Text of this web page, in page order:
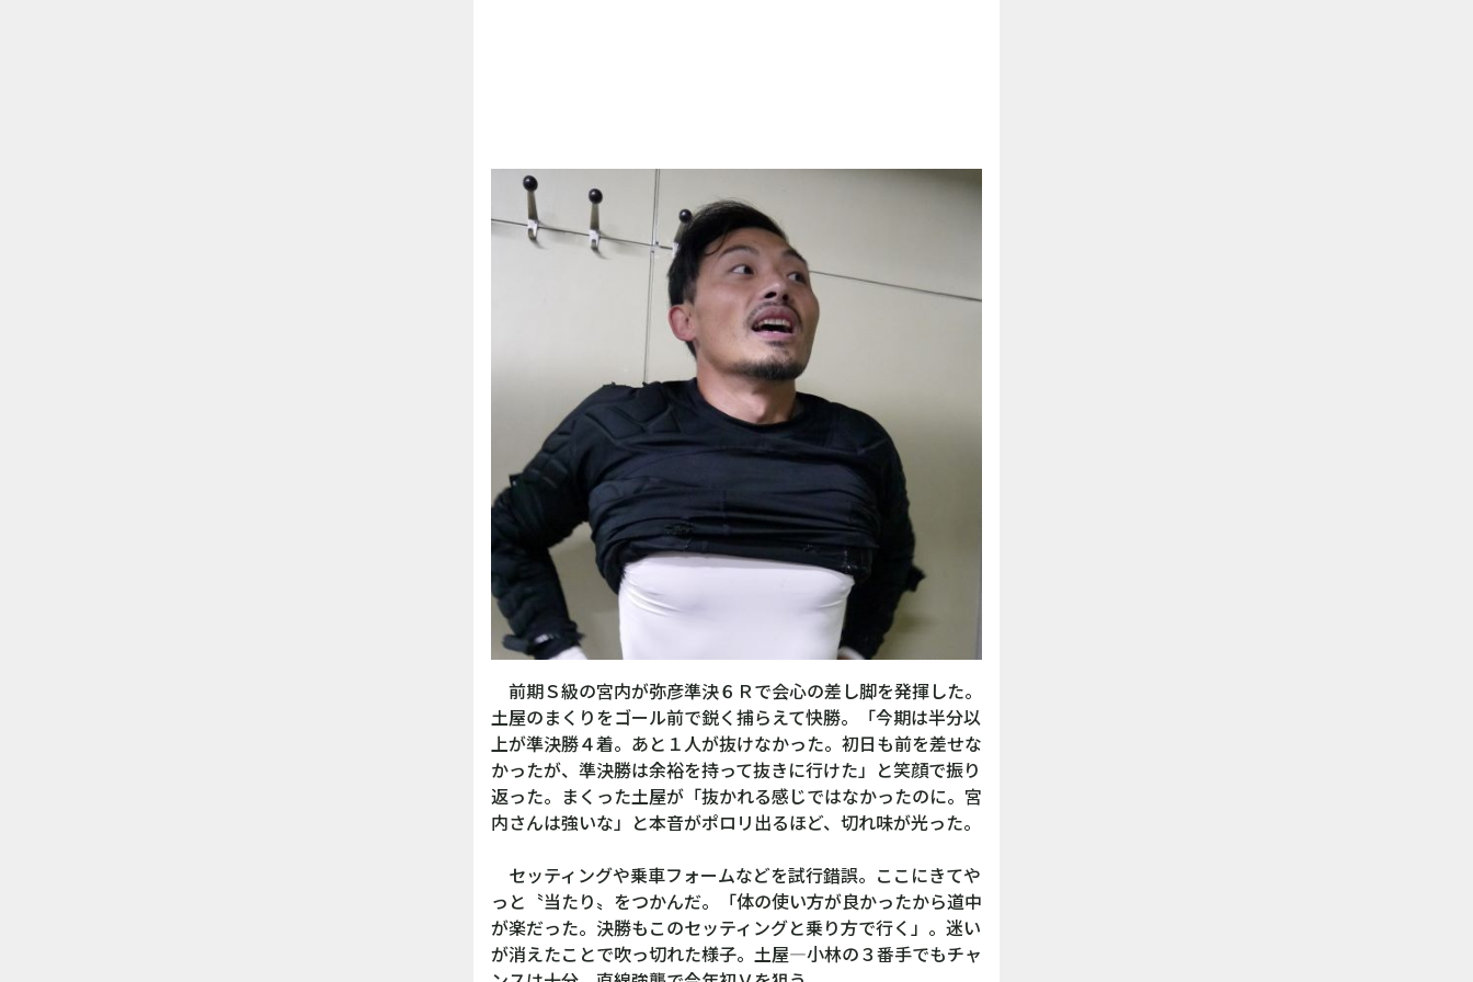
前期Ｓ級の宮内が弥彦準決６Ｒで会心の差し脚を発揮した。
土屋のまくりをゴール前で鋭く捕らえて快勝。「今期は半分以
上が準決勝４着。あと１人が抜けなかった。初日も前を差せな
かったが、準決勝は余裕を持って抜きに行けた」と笑顔で振り
返った。まくった土屋が「抜かれる感じではなかったのに。宮
内さんは強いな」と本音がポロリ出るほど、切れ味が光った。
セッティングや乗車フォームなどを試行錯誤。ここにきてや
っと〝当たり〟をつかんだ。「体の使い方が良かったから道中
が楽だった。決勝もこのセッティングと乗り方で行く」。迷い
が消えたことで吹っ切れた様子。土屋―小林の３番手でもチャ